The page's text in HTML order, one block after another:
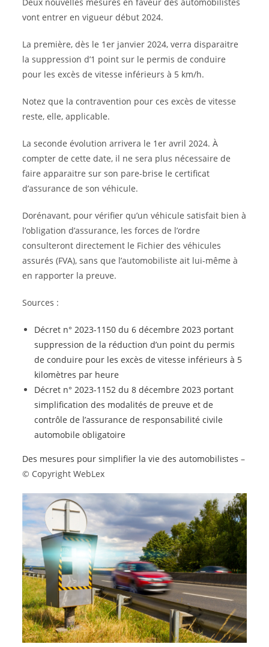
vont entrer en vigueur début 2024.
La première, dès le 1er janvier 2024, verra disparaitre
la suppression d’1 point sur le permis de conduire
pour les excès de vitesse inférieurs à 5 km/h.
Notez que la contravention pour ces excès de vitesse
reste, elle, applicable.
La seconde évolution arrivera le 1er avril 2024. À
compter de cette date, il ne sera plus nécessaire de
faire apparaitre sur son pare-brise le certificat
d’assurance de son véhicule.
Dorénavant, pour vérifier qu’un véhicule satisfait bien à
l’obligation d’assurance, les forces de l’ordre
consulteront directement le Fichier des véhicules
assurés (FVA), sans que l’automobiliste ait lui-même à
en rapporter la preuve.
Sources :
Décret n° 2023-1150 du 6 décembre 2023 portant
suppression de la réduction d’un point du permis
de conduire pour les excès de vitesse inférieurs à 5
kilomètres par heure
Décret n° 2023-1152 du 8 décembre 2023 portant
simplification des modalités de preuve et de
contrôle de l’assurance de responsabilité civile
automobile obligatoire
Des mesures pour simplifier la vie des automobilistes –
© Copyright WebLex